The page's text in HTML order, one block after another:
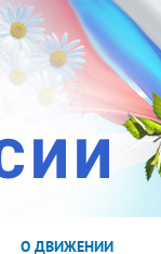
О ДВИЖЕНИИ